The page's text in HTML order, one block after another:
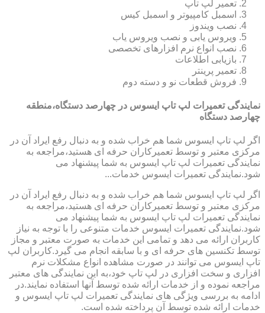
تعمیر لپ تاپ
اسمبل کامپیوتر و اسمبل کیس
نصب ویندوز
ویروس یابی و نصب ویروس یاب
نصب انواع نرم افزارهای تخصصی
بازیابی اطلاعات
تعمیر پرینتر
فروش قطعات نو و دسته دوم
نمایندگی تعمیرات لپ تاپ ایسوس در چهارصد دستگاه،منطقه
چهارصد دستگاه
اگر لپ تاپ ایسوس شما هم خراب شده و به دنبال رفع ایراد آن در
مرکزی معتبر و توسط تعمیرکاران حرفه ای هستید،مراجعه به
نمایندگی تعمیرات لپ تاپ ایسوس به شما پیشنهاد می
شود.نمایندگی تعمیرات ایسوس خدمات...
اگر لپ تاپ ایسوس شما هم خراب شده و به دنبال رفع ایراد آن در
مرکزی معتبر و توسط تعمیرکاران حرفه ای هستید،مراجعه به
نمایندگی تعمیرات لپ تاپ ایسوس به شما پیشنهاد می
شود.نمایندگی تعمیرات ایسوس خدمات متنوعی را با توجه به نیاز
کاربران ارائه می دهد و تمامی این خدمات به صورت معتبر و مجاز
توسط تکنسین های حرفه ای و با سابقه انجام می گیرد.کاربران لپ
تاپ ایسوس می توانند در صورت مشاهده انواع مشکلات نرم
افزاری و سخت افزاری در لپ تاپ خود،به این نمایندگی های معتبر
مراجعه نموده و از خدمات ارائه شده توسط آنها استفاده نمایند.در
ادامه به بررسی ویژگی های نمایندگی تعمیرات لپ تاپ ایسوس و
خدمات ارائه شده توسط آن پرداخته شده است.